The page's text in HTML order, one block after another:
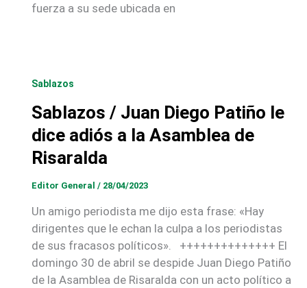
fuerza a su sede ubicada en
Sablazos
Sablazos / Juan Diego Patiño le
dice adiós a la Asamblea de
Risaralda
Editor General / 28/04/2023
Un amigo periodista me dijo esta frase: «Hay
dirigentes que le echan la culpa a los periodistas
de sus fracasos políticos». ++++++++++++++ El
domingo 30 de abril se despide Juan Diego Patiño
de la Asamblea de Risaralda con un acto político a